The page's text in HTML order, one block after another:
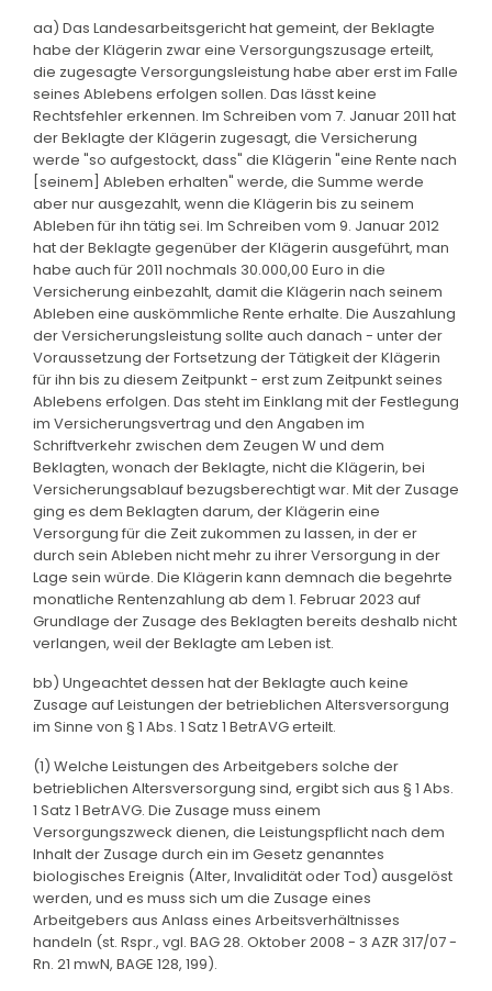
aa) Das Landesarbeitsgericht hat gemeint, der Beklagte
habe der Klägerin zwar eine Versorgungszusage erteilt,
die zugesagte Versorgungsleistung habe aber erst im Falle
seines Ablebens erfolgen sollen. Das lässt keine
Rechtsfehler erkennen. Im Schreiben vom 7. Januar 2011 hat
der Beklagte der Klägerin zugesagt, die Versicherung
werde "so aufgestockt, dass" die Klägerin "eine Rente nach
[seinem] Ableben erhalten" werde, die Summe werde
aber nur ausgezahlt, wenn die Klägerin bis zu seinem
Ableben für ihn tätig sei. Im Schreiben vom 9. Januar 2012
hat der Beklagte gegenüber der Klägerin ausgeführt, man
habe auch für 2011 nochmals 30.000,00 Euro in die
Versicherung einbezahlt, damit die Klägerin nach seinem
Ableben eine auskömmliche Rente erhalte. Die Auszahlung
der Versicherungsleistung sollte auch danach - unter der
Voraussetzung der Fortsetzung der Tätigkeit der Klägerin
für ihn bis zu diesem Zeitpunkt - erst zum Zeitpunkt seines
Ablebens erfolgen. Das steht im Einklang mit der Festlegung
im Versicherungsvertrag und den Angaben im
Schriftverkehr zwischen dem Zeugen W und dem
Beklagten, wonach der Beklagte, nicht die Klägerin, bei
Versicherungsablauf bezugsberechtigt war. Mit der Zusage
ging es dem Beklagten darum, der Klägerin eine
Versorgung für die Zeit zukommen zu lassen, in der er
durch sein Ableben nicht mehr zu ihrer Versorgung in der
Lage sein würde. Die Klägerin kann demnach die begehrte
monatliche Rentenzahlung ab dem 1. Februar 2023 auf
Grundlage der Zusage des Beklagten bereits deshalb nicht
verlangen, weil der Beklagte am Leben ist.
bb) Ungeachtet dessen hat der Beklagte auch keine
Zusage auf Leistungen der betrieblichen Altersversorgung
im Sinne von § 1 Abs. 1 Satz 1 BetrAVG erteilt.
(1) Welche Leistungen des Arbeitgebers solche der
betrieblichen Altersversorgung sind, ergibt sich aus § 1 Abs.
1 Satz 1 BetrAVG. Die Zusage muss einem
Versorgungszweck dienen, die Leistungspflicht nach dem
Inhalt der Zusage durch ein im Gesetz genanntes
biologisches Ereignis (Alter, Invalidität oder Tod) ausgelöst
werden, und es muss sich um die Zusage eines
Arbeitgebers aus Anlass eines Arbeitsverhältnisses
handeln (st. Rspr., vgl. BAG 28. Oktober 2008 - 3 AZR 317/07 -
Rn. 21 mwN, BAGE 128, 199).